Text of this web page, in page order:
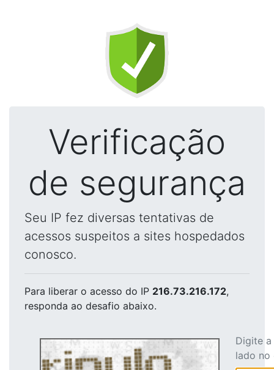
Verificação
de segurança
Seu IP fez diversas tentativas de
acessos suspeitos a sites hospedados
conosco.
Para liberar o acesso do IP 216.73.216.172,
responda ao desafio abaixo.
Digite
lado no